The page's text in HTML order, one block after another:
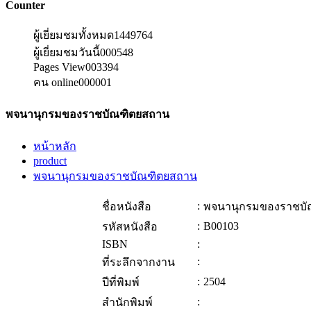
Counter
ผู้เยี่ยมชมทั้งหมด1449764
ผู้เยี่ยมชมวันนี้000548
Pages View003394
คน online000001
พจนานุกรมของราชบัณฑิตยสถาน
หน้าหลัก
product
พจนานุกรมของราชบัณฑิตยสถาน
ชื่อหนังสือ : พจนานุกรมของราช
รหัสหนังสือ
: B00103
ISBN
:
ที่ระลึกจากงาน
:
ปีที่พิมพ์
: 2504
สำนักพิมพ์
: